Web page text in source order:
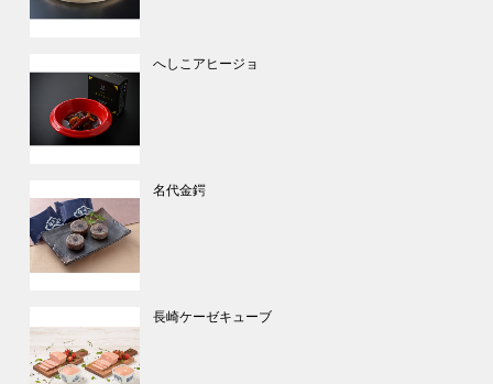
へしこアヒージョ
名代金鍔
長崎ケーゼキューブ